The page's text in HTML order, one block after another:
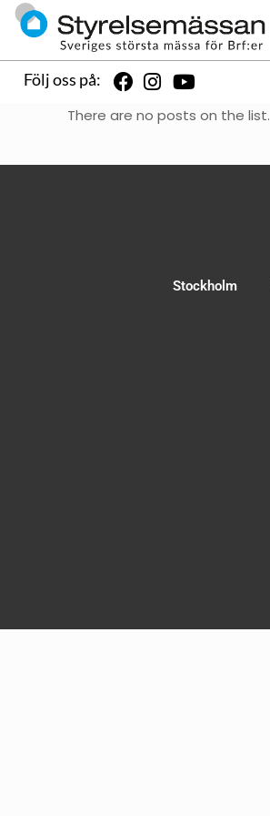
Följ oss på:
There are no posts on the list.
Stockholm